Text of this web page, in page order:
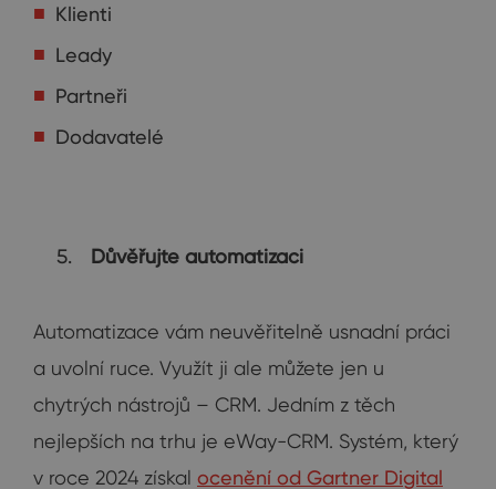
Klienti
Leady
Partneři
Dodavatelé
Důvěřujte automatizaci
Automatizace vám neuvěřitelně usnadní práci
a uvolní ruce. Využít ji ale můžete jen u
chytrých nástrojů – CRM. Jedním z těch
nejlepších na trhu je eWay-CRM. Systém, který
v roce 2024 získal ocenění od Gartner Digital